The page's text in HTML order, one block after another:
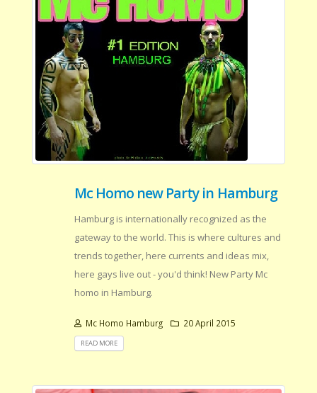
Mc Homo new Party in Hamburg
Hamburg is internationally recognized as the
gateway to the world. This is where cultures and
trends together, here currents and ideas mix,
here gays live out - you'd think! New Party Mc
homo in Hamburg.
Mc Homo Hamburg 20 April 2015
READ MORE